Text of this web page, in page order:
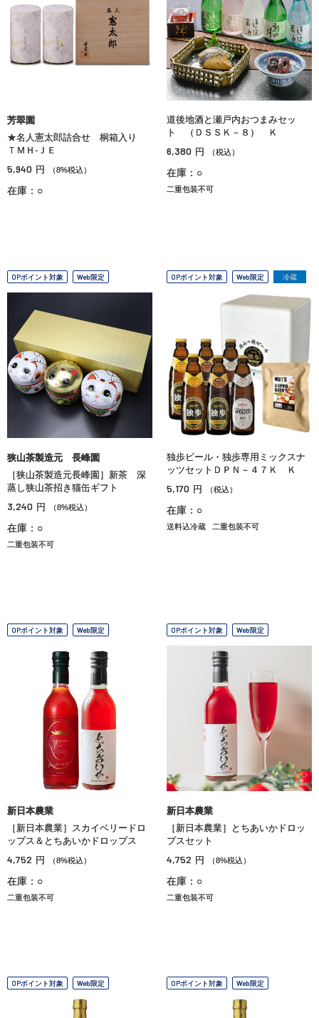
芳翠園
★名人憲太郎詰合せ 桐箱入り
ＴＭＨ‐ＪＥ
5,940 円 （8%税込）
在庫：○
道後地酒と瀬戸内おつまみセッ
ト （ＤＳＳＫ－８） Ｋ
6,380 円 （税込）
在庫：○
二重包装不可
OPポイント対象 Web限定
狭山茶製造元 長峰園
［狭山茶製造元長峰園］新茶 深
蒸し狭山茶招き猫缶ギフト
3,240 円 （8%税込）
在庫：○
二重包装不可
OPポイント対象 Web限定 冷蔵
独歩ビール・独歩専用ミックスナ
ッツセットＤＰＮ－４７Ｋ Ｋ
5,170 円 （税込）
在庫：○
送料込冷蔵 二重包装不可
OPポイント対象 Web限定
新日本農業
［新日本農業］スカイベリードロ
ップス＆とちあいかドロップス
4,752 円 （8%税込）
在庫：○
二重包装不可
OPポイント対象 Web限定
新日本農業
［新日本農業］とちあいかドロッ
プスセット
4,752 円 （8%税込）
在庫：○
二重包装不可
OPポイント対象 Web限定 OPポイント対象 Web限定